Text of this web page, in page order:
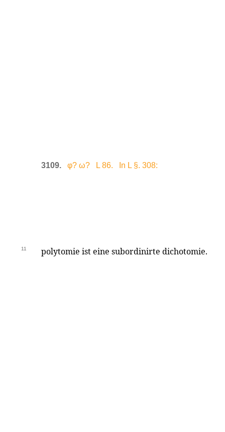
3109. φ? ω? L 86. In L §. 308:
11 polytomie ist eine subordinirte dichotomie.